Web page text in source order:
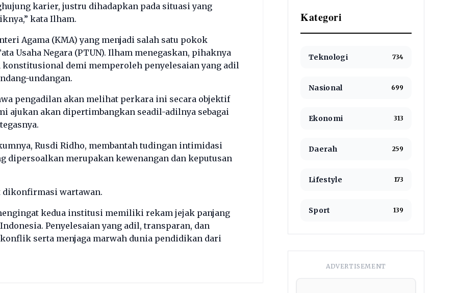
karier, justru dihadapkan pada situasi yang
kata Ilham.
Agama (KMA) yang menjadi salah satu pokok
Usaha Negara (PTUN). Ilham menegaskan, pihaknya
demi memperoleh penyelesaian yang adil
undangan.
pengadilan akan melihat perkara ini secara objektif
ajukan akan dipertimbangkan seadil-adilnya sebagai
Rusdi Ridho, membantah tudingan intimidasi
dipersoalkan merupakan kewenangan dan keputusan
dikonfirmasi wartawan.
kedua institusi memiliki rekam jejak panjang
Penyelesaian yang adil, transparan, dan
serta menjaga marwah dunia pendidikan dari
Kategori
Teknologi 734
Nasional 699
Ekonomi 313
Daerah 259
Lifestyle 173
Sport 139
ADVERTISEMENT